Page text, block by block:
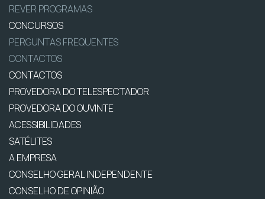
REVER PROGRAMAS
CONCURSOS
PERGUNTAS FREQUENTES
CONTACTOS
CONTACTOS
PROVEDORA DO TELESPECTADOR
PROVEDORA DO OUVINTE
ACESSIBILIDADES
SATÉLITES
A EMPRESA
CONSELHO GERAL INDEPENDENTE
CONSELHO DE OPINIÃO